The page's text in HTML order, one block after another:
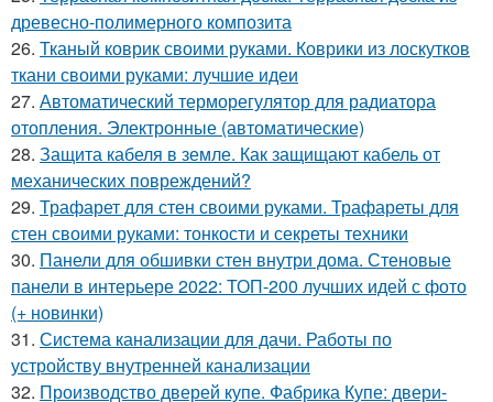
древесно-полимерного композита
26. Тканый коврик своими руками. Коврики из лоскутков
ткани своими руками: лучшие идеи
27. Автоматический терморегулятор для радиатора
отопления. Электронные (автоматические)
28. Защита кабеля в земле. Как защищают кабель от
механических повреждений?
29. Трафарет для стен своими руками. Трафареты для
стен своими руками: тонкости и секреты техники
30. Панели для обшивки стен внутри дома. Стеновые
панели в интерьере 2022: ТОП-200 лучших идей с фото
(+ новинки)
31. Система канализации для дачи. Работы по
устройству внутренней канализации
32. Производство дверей купе. Фабрика Купе: двери-